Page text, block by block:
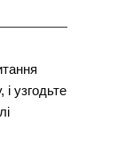
узгодьте